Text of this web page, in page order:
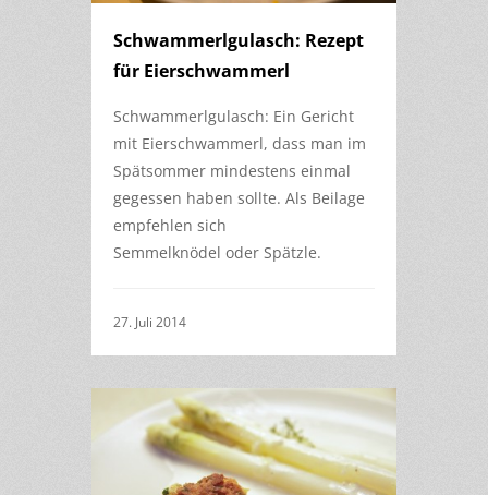
Schwammerlgulasch: Rezept
für Eierschwammerl
Schwammerlgulasch: Ein Gericht
mit Eierschwammerl, dass man im
Spätsommer mindestens einmal
gegessen haben sollte. Als Beilage
empfehlen sich
Semmelknödel oder Spätzle.
27. Juli 2014